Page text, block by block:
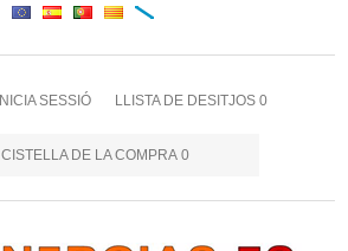
INICIA SESSIÓ LLISTA DE DESITJOS 0
CISTELLA DE LA COMPRA 0